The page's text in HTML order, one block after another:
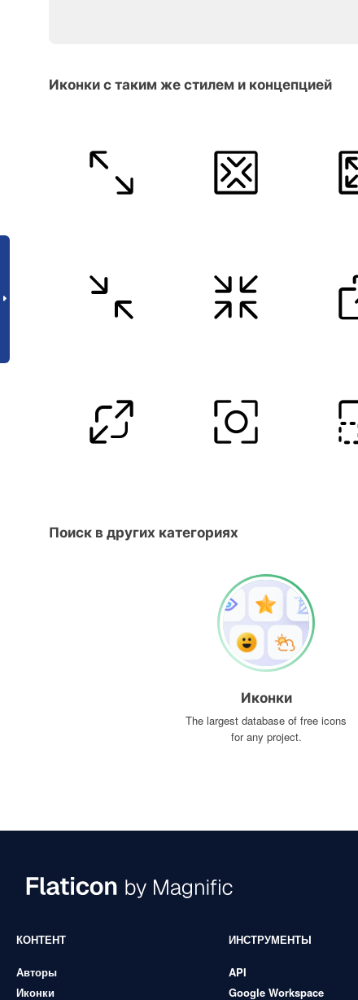
Иконки с таким же стилем и концепцией
Поиск в других категориях
Иконки
The largest database of free icons
for any project.
КОНТЕНТ
Авторы
Иконки
ИНСТРУМЕНТЫ
API
Google Workspace